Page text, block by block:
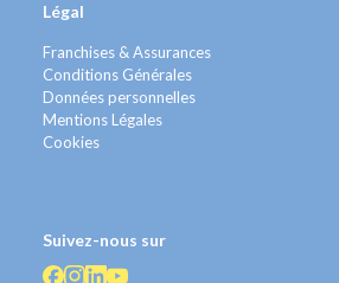
Légal
Franchises & Assurances
Conditions Générales
Données personnelles
Mentions Légales
Cookies
Suivez-nous sur